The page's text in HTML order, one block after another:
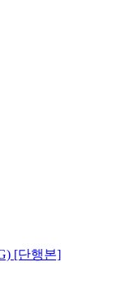
[단행본]